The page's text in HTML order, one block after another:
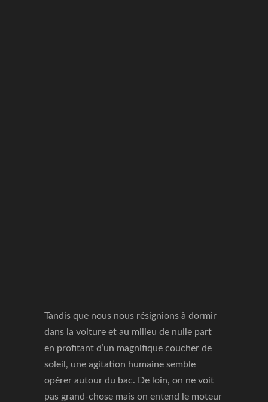
Tandis que nous nous résignions à dormir
dans la voiture et au milieu de nulle part
en profitant d’un magnifique coucher de
soleil, une agitation humaine semble
opérer autour du bac. De loin, on ne voit
pas grand-chose mais on entend le moteur